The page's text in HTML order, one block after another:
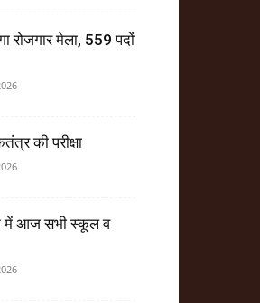
रोजगार मेला, 559 पदों
की परीक्षा
में आज सभी स्कूल व